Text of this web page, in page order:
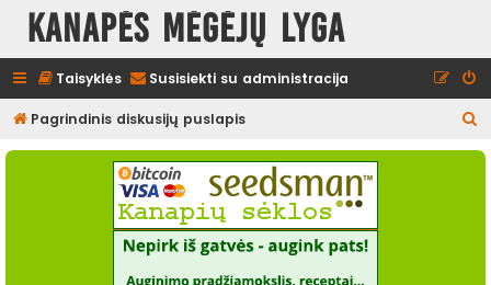
Kanapės mėgėjų lyga
Taisyklės Susisiekti su administracija
Pagrindinis diskusijų puslapis
e